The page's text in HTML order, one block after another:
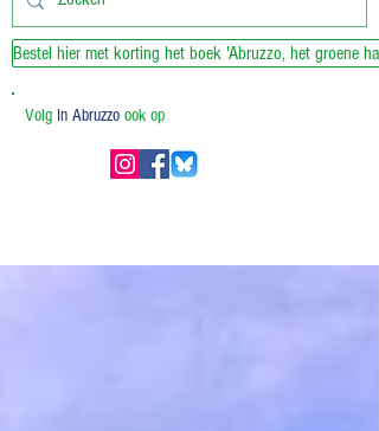
Bestel hier met korting het boek 'Abruzzo, het groene
Volg In Abruzzo ook op